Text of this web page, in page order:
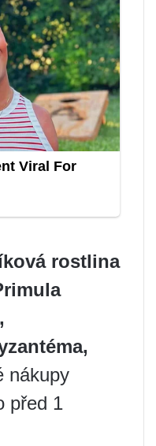
rostlina
nákupy
před 1